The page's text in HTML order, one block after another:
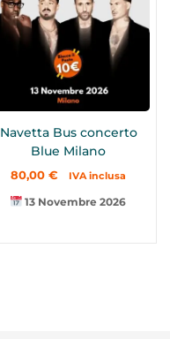
Navetta Bus concerto
Blue Milano
80,00 € IVA inclusa
13 Novembre 2026